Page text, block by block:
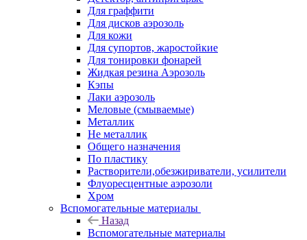
Для граффити
Для дисков аэрозоль
Для кожи
Для супортов, жаростойкие
Для тонировки фонарей
Жидкая резина Аэрозоль
Кэпы
Лаки аэрозоль
Меловые (смываемые)
Металлик
Не металлик
Общего назначения
По пластику
Растворители,обезжириватели, усилители
Флуоресцентные аэрозоли
Хром
Вспомогательные материалы
Назад
Вспомогательные материалы